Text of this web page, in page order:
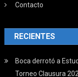
Contacto
RECIENTES
Boca derrotó a
Torneo Clausura